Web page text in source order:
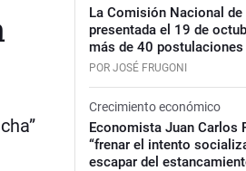
La Comisión Nacional
presentada el 19 de
más de 40 postulaciones
POR JOSÉ FRUGONI
Crecimiento económico
Economista Juan Carlos
“frenar el intento
escapar del